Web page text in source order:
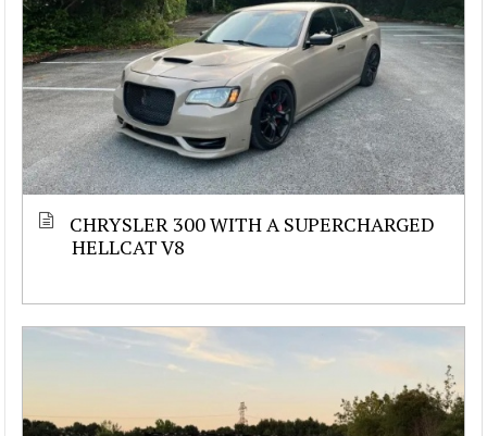
CHRYSLER 300 WITH A SUPERCHARGED
HELLCAT V8